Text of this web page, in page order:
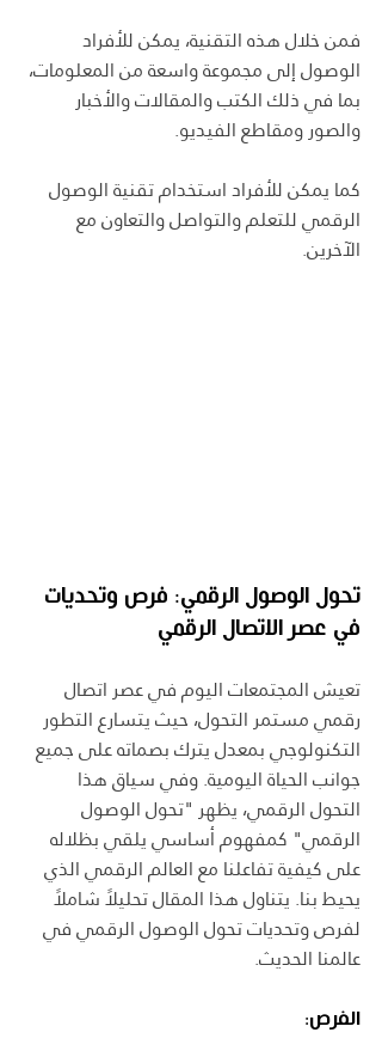
فمن خلال هذه التقنية، يمكن للأفراد
الوصول إلى مجموعة واسعة من المعلومات،
بما في ذلك الكتب والمقالات والأخبار
والصور ومقاطع الفيديو.
كما يمكن للأفراد استخدام تقنية الوصول
الرقمي للتعلم والتواصل والتعاون مع
الآخرين.
تحول الوصول الرقمي: فرص وتحديات
في عصر الاتصال الرقمي
تعيش المجتمعات اليوم في عصر اتصال
رقمي مستمر التحول، حيث يتسارع التطور
التكنولوجي بمعدل يترك بصماته على جميع
جوانب الحياة اليومية. وفي سياق هذا
التحول الرقمي، يظهر "تحول الوصول
الرقمي" كمفهوم أساسي يلقي بظلاله
على كيفية تفاعلنا مع العالم الرقمي الذي
يحيط بنا. يتناول هذا المقال تحليلاً شاملاً
لفرص وتحديات تحول الوصول الرقمي في
عالمنا الحديث.
الفرص: